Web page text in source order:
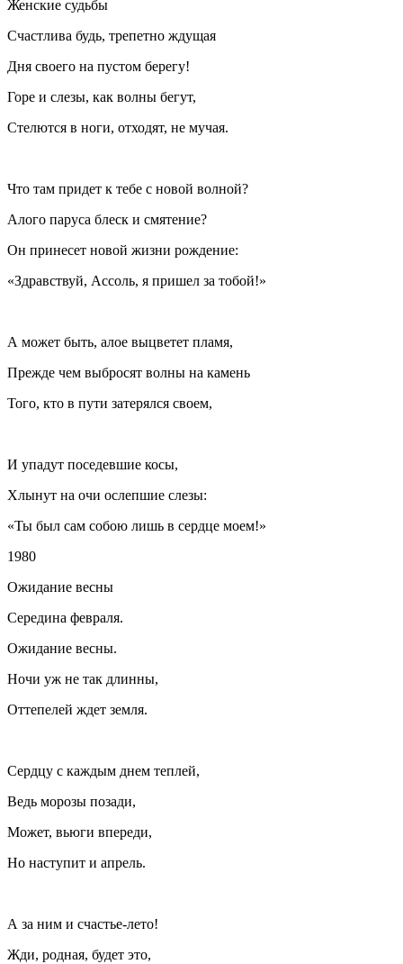
Женские судьбы
Счастлива будь, трепетно ждущая
Дня своего на пустом берегу!
Горе и слезы, как волны бегут,
Стелются в ноги, отходят, не мучая.
Что там придет к тебе с новой волной?
Алого паруса блеск и смятение?
Он принесет новой жизни рождение:
«Здравствуй, Ассоль, я пришел за тобой!»
А может быть, алое выцветет пламя,
Прежде чем выбросят волны на камень
Того, кто в пути затерялся своем,
И упадут поседевшие косы,
Хлынут на очи ослепшие слезы:
«Ты был сам собою лишь в сердце моем!»
1980
Ожидание весны
Середина февраля.
Ожидание весны.
Ночи уж не так длинны,
Оттепелей ждет земля.
Сердцу с каждым днем теплей,
Ведь морозы позади,
Может, вьюги впереди,
Но наступит и апрель.
А за ним и счастье-лето!
Жди, родная, будет это,